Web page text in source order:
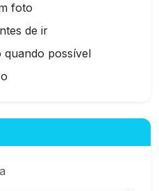
foto
de ir
quando possível